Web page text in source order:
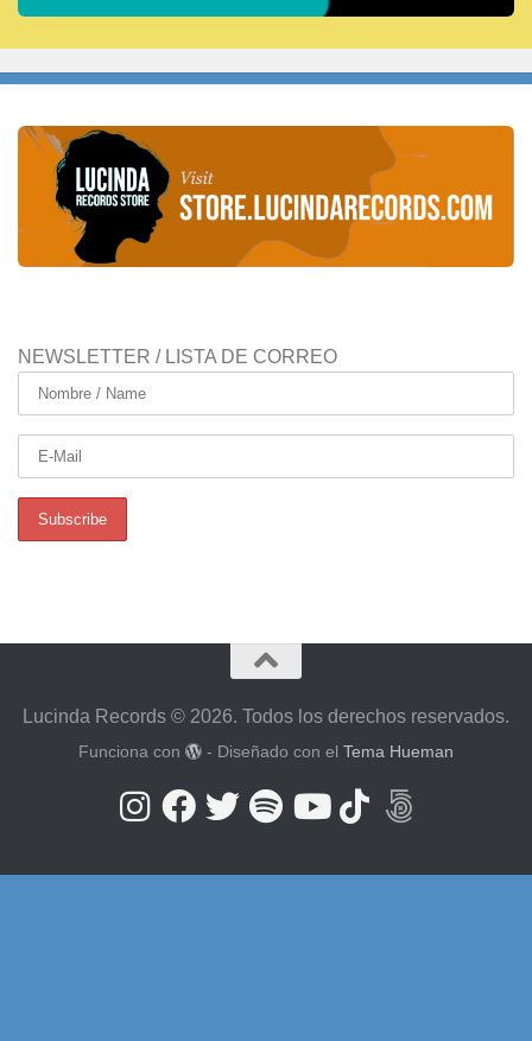
NEWSLETTER / LISTA DE CORREO
Lucinda Records © 2026. Todos los derechos reservados.
Funciona con - Diseñado con el Tema Hueman